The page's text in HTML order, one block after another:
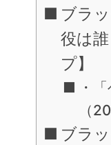
ブラ
役は
プ】
・
（
ブラ